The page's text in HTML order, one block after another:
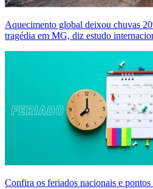
Aquecimento global deixou chuvas
tragédia em MG, diz estudo
Confira os feriados nacionais e